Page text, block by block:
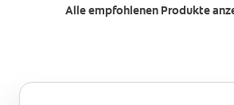
Alle empfohlenen Produkte